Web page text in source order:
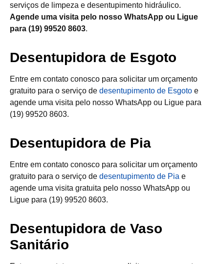
serviços de limpeza e desentupimento hidráulico.
Agende uma visita pelo nosso WhatsApp ou Ligue
para (19) 99520 8603.
Desentupidora de Esgoto
Entre em contato conosco para solicitar um orçamento
gratuito para o serviço de desentupimento de Esgoto e
agende uma visita pelo nosso WhatsApp ou Ligue para
(19) 99520 8603.
Desentupidora de Pia
Entre em contato conosco para solicitar um orçamento
gratuito para o serviço de desentupimento de Pia e
agende uma visita gratuita pelo nosso WhatsApp ou
Ligue para (19) 99520 8603.
Desentupidora de Vaso
Sanitário